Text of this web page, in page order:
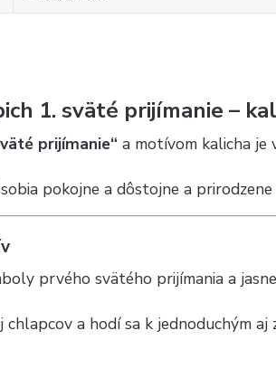
1. sväté prijímanie –
prijímanie“ a motívom kalicha
pokojne a dôstojne a
prvého svätého prijímania a
a hodí sa k jednoduchým